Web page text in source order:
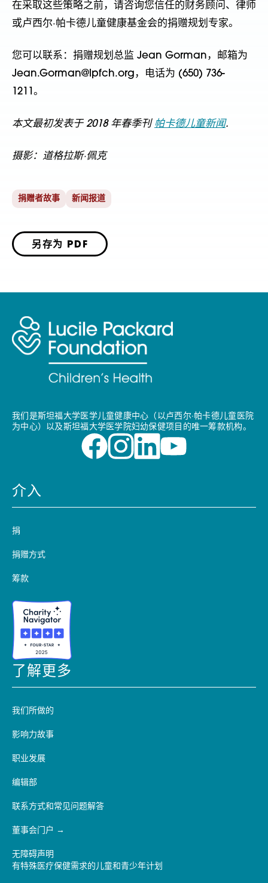
在采取这些策略之前，请咨询您信任的财务顾问、律师
或卢西尔·帕卡德儿童健康基金会的捐赠规划专家。
您可以联系：捐赠规划总监 Jean Gorman，邮箱为
Jean.Gorman@lpfch.org，电话为 (650) 736-
1211。
本文最初发表于 2018 年春季刊 帕卡德儿童新闻.
摄影：道格拉斯·佩克
捐赠者故事 新闻报道
另存为 PDF
我们是斯坦福大学医学儿童健康中心（以卢西尔·帕卡德儿童医院
为中心）以及斯坦福大学医学院妇幼保健项目的唯一筹款机构。
介入
捐
捐赠方式
筹款
了解更多
我们所做的
影响力故事
职业发展
编辑部
联系方式和常见问题解答
董事会门户
无障碍声明
有特殊医疗保健需求的儿童和青少年计划